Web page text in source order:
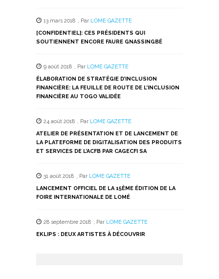
13 mars 2018 , Par LOME GAZETTE
[CONFIDENTIEL]: CES PRÉSIDENTS QUI
SOUTIENNENT ENCORE FAURE GNASSINGBÉ
9 août 2018 , Par LOME GAZETTE
ÉLABORATION DE STRATÉGIE D’INCLUSION
FINANCIÈRE: LA FEUILLE DE ROUTE DE L’INCLUSION
FINANCIÈRE AU TOGO VALIDÉE
24 août 2018 , Par LOME GAZETTE
ATELIER DE PRÉSENTATION ET DE LANCEMENT DE
LA PLATEFORME DE DIGITALISATION DES PRODUITS
ET SERVICES DE L’ACFB PAR CAGECFI SA
31 août 2018 , Par LOME GAZETTE
LANCEMENT OFFICIEL DE LA 15ÈME ÉDITION DE LA
FOIRE INTERNATIONALE DE LOMÉ
28 septembre 2018 , Par LOME GAZETTE
EKLIPS : DEUX ARTISTES À DÉCOUVRIR